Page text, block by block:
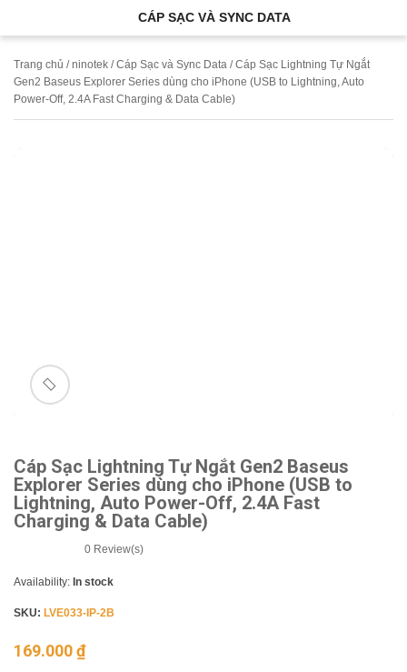
CÁP SẠC VÀ SYNC DATA
Trang chủ /ninotek /Cáp Sạc và Sync Data / Cáp Sạc Lightning Tự Ngắt
Gen2 Baseus Explorer Series dùng cho iPhone (USB to Lightning, Auto
Power-Off, 2.4A Fast Charging & Data Cable)
🔍
Cáp Sạc Lightning Tự Ngắt Gen2 Baseus
Explorer Series dùng cho iPhone (USB to
Lightning, Auto Power-Off, 2.4A Fast
Charging & Data Cable)
0 Review(s)
Availability: In stock
SKU: LVE033-IP-2B
169.000₫